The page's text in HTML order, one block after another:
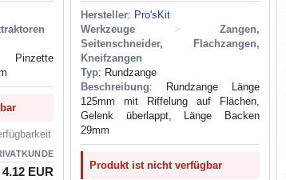
4.12 EUR
Hersteller: Pro'sKit
Werkzeuge
>
Zangen,
Seitenschneider, Flachzangen,
Kneifzangen
Typ: Rundzange
Beschreibung: Rundzange Länge
125mm mit Riffelung auf Flächen,
Gelenk überlappt, Länge Backen
29mm
Produkt ist nicht verfügbar